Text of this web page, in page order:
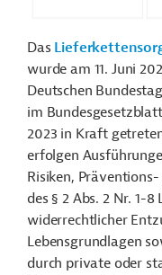
Das
wurde am 11. Juni
Deutschen
im
2023 in Kraft
erfolgen
Risiken,
des § 2 Abs. 2 Nr. 1-
widerrechtlicher
Lebensgrundlagen
durch private oder